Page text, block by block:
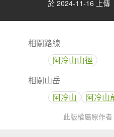
於 2024-11-16 上傳
相關路線
阿冷山山徑
相關山岳
阿冷山
阿冷山
此版權屬原作